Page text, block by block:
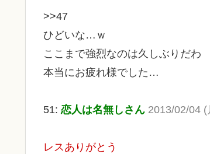
>>47
ひどいな…ｗ
ここまで強烈なのは久しぶりだわ
本当にお疲れ様でした…
51: 恋人は名無しさん 2013/02/04
レスありがとう